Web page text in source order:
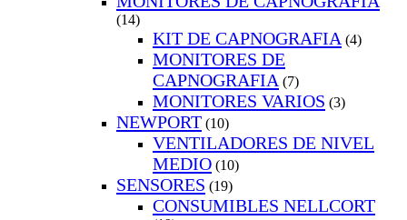
(14)
KIT DE CAPNOGRAFIA (4)
MONITORES DE
CAPNOGRAFIA (7)
MONITORES VARIOS (3)
NEWPORT (10)
VENTILADORES DE NIVEL
MEDIO (10)
SENSORES (19)
CONSUMIBLES NELLCORT